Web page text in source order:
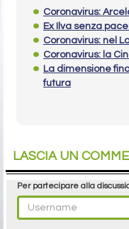
Coronavirus:
Ex Ilva senza
Coronavirus: nel
Coronavirus: la
La dimensione
futura
LASCIA UN
Per partecipare alla